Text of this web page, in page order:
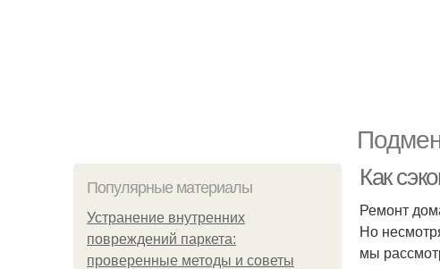
Популярные материалы
Устранение внутренних
повреждений паркета:
проверенные методы и советы
Как
Ремонт
Но
мы